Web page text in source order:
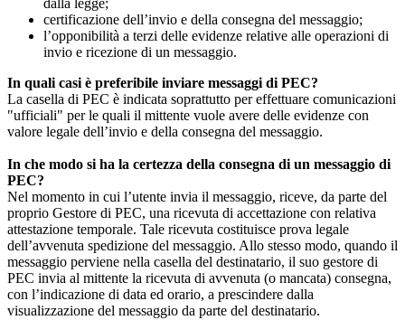
dalla legge;
certificazione dell’invio e della consegna del messaggio;
l’opponibilità a terzi delle evidenze relative alle operazioni di
invio e ricezione di un messaggio.
In quali casi è preferibile inviare messaggi di PEC?
La casella di PEC è indicata soprattutto per effettuare comunicazioni
"ufficiali" per le quali il mittente vuole avere delle evidenze con
valore legale dell’invio e della consegna del messaggio.
In che modo si ha la certezza della consegna di un messaggio di
PEC?
Nel momento in cui l’utente invia il messaggio, riceve, da parte del
proprio Gestore di PEC, una ricevuta di accettazione con relativa
attestazione temporale. Tale ricevuta costituisce prova legale
dell’avvenuta spedizione del messaggio. Allo stesso modo, quando il
messaggio perviene nella casella del destinatario, il suo gestore di
PEC invia al mittente la ricevuta di avvenuta (o mancata) consegna,
con l’indicazione di data ed orario, a prescindere dalla
visualizzazione del messaggio da parte del destinatario.